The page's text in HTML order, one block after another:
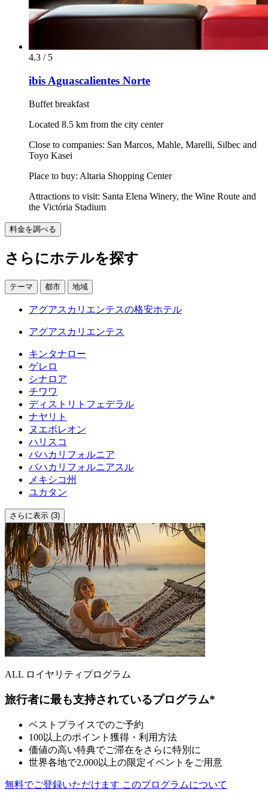
4.3 / 5
ibis Aguascalientes Norte
Buffet breakfast
Located 8.5 km from the city center
Close to companies: San Marcos, Mahle, Marelli, Silbec and
Toyo Kasei
Place to buy: Altaria Shopping Center
Attractions to visit: Santa Elena Winery, the Wine Route and
the Victória Stadium
料金を調べる
さらにホテルを探す
テーマ 都市 地域
アグアスカリエンテスの格安ホテル
アグアスカリエンテス
キンタナロー
ゲレロ
シナロア
チワワ
ディストリトフェデラル
ナヤリト
ヌエボレオン
ハリスコ
バハカリフォルニア
バハカリフォルニアスル
メキシコ州
ユカタン
さらに表示 (3)
ALL ロイヤリティプログラム
旅行者に最も支持されているプログラム*
ベストプライスでのご予約
100以上のポイント獲得・利用方法
価値の高い特典でご滞在をさらに特別に
世界各地で2,000以上の限定イベントをご用意
無料でご登録いただけます このプログラムについて